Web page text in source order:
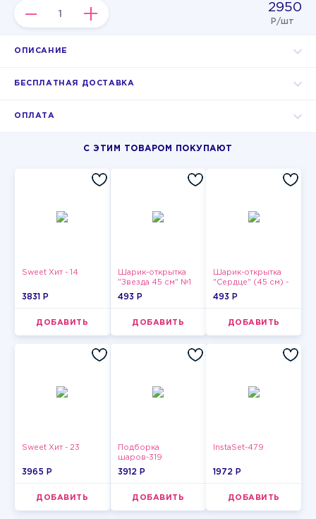
– + 2950
Р/шт
ОПИСАНИЕ
БЕСПЛАТНАЯ ДОСТАВКА
ОПЛАТА
С ЭТИМ ТОВАРОМ ПОКУПАЮТ
Sweet Хит - 14
3831 P
ДОБАВИТЬ
Шарик-открытка
"Звезда 45 см" №1
493 P
ДОБАВИТЬ
Шарик-открытка
"Сердце" (45 см) -
2
493 P
ДОБАВИТЬ
Sweet Хит - 23
3965 P
ДОБАВИТЬ
Подборка
шаров-319
3912 P
ДОБАВИТЬ
InstaSet-479
1972 P
ДОБАВИТЬ